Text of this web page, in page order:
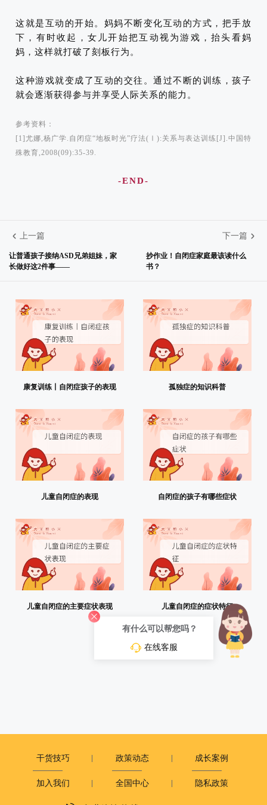
这就是互动的开始。妈妈不断变化互动的方式，把手放
下，有时收起，女儿开始把互动视为游戏，抬头看妈
妈，这样就打破了刻板行为。
这种游戏就变成了互动的交往。通过不断的训练，孩子
就会逐渐获得参与并享受人际关系的能力。
参考资料：
[1]尤娜,杨广学.自闭症“地板时光”疗法(Ⅰ):关系与表达训练[J].中国特
殊教育,2008(09):35-39.
-END-
上一篇
让普通孩子接纳ASD兄弟姐妹，家
长做好这2件事——
下一篇
抄作业！自闭症家庭最该读什么
书？
康复训练丨自闭症孩子的表现 孤独症的知识科普
儿童自闭症的表现 自闭症的孩子有哪些症状
儿童自闭症的主要症状表现 儿童自闭症的症状特征
干货技巧 政策动态 成长案例
加入我们 全国中心 隐私政策
有什么可以帮您吗？
在线客服